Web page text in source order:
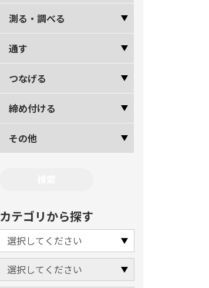
測る・調べる
通す
つなげる
締め付ける
その他
カテゴリから探す